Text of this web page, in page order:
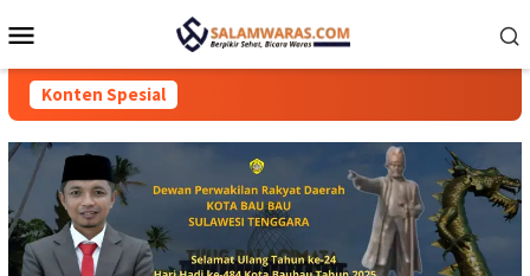
ke
Mobile
Konten Spesial